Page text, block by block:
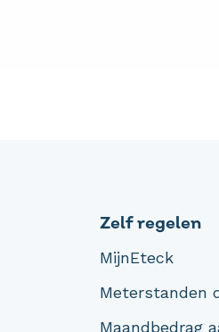
Zelf regelen
MijnEteck
Meterstanden
Maandbedrag